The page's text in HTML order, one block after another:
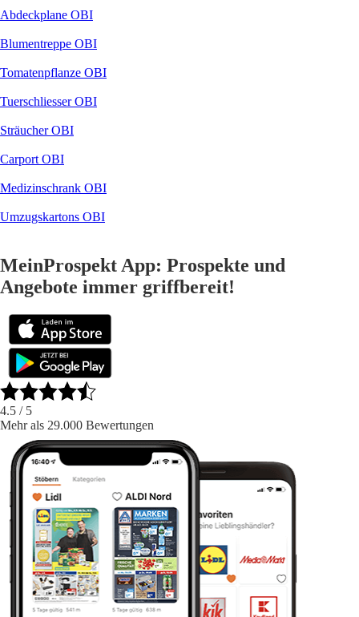
Abdeckplane OBI
Blumentreppe OBI
Tomatenpflanze OBI
Tuerschliesser OBI
Sträucher OBI
Carport OBI
Medizinschrank OBI
Umzugskartons OBI
MeinProspekt App: Prospekte und
Angebote immer griffbereit!
4.5 / 5
Mehr als 29.000 Bewertungen